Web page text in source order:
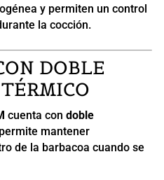
y permiten un control
la cocción.
DOBLE
cuenta con doble
mantener
de la barbacoa cuando se